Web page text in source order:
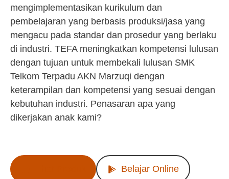
mengimplementasikan kurikulum dan
pembelajaran yang berbasis produksi/jasa yang
mengacu pada standar dan prosedur yang berlaku
di industri. TEFA meningkatkan kompetensi lulusan
dengan tujuan untuk membekali lulusan SMK
Telkom Terpadu AKN Marzuqi dengan
keterampilan dan kompetensi yang sesuai dengan
kebutuhan industri. Penasaran apa yang
dikerjakan anak kami?
Belajar Online